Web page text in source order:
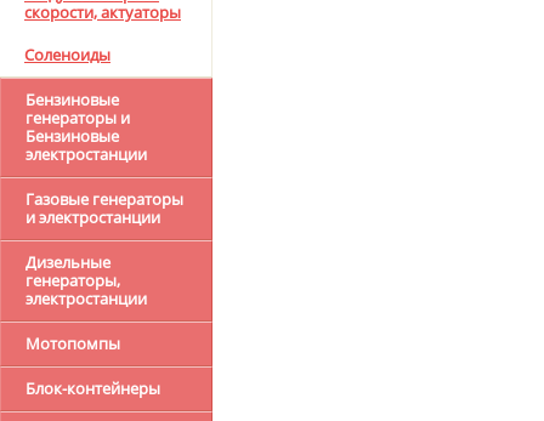
скорости, актуаторы
Соленоиды
Бензиновые
генераторы и
Бензиновые
электростанции
Газовые генераторы
и электростанции
Дизельные
генераторы,
электростанции
Мотопомпы
Блок-контейнеры